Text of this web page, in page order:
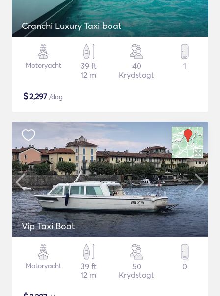
Cranchi Luxury Taxi boat
Motoryacht
39 ft
12 m
40
Krydstogt
1
$2,297 /dag
Vip Taxi Boat
Motoryacht
39 ft
12 m
50
Krydstogt
0